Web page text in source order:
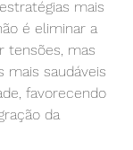
mais
é eliminar a
tensões, mas
saudáveis
favorecendo
da